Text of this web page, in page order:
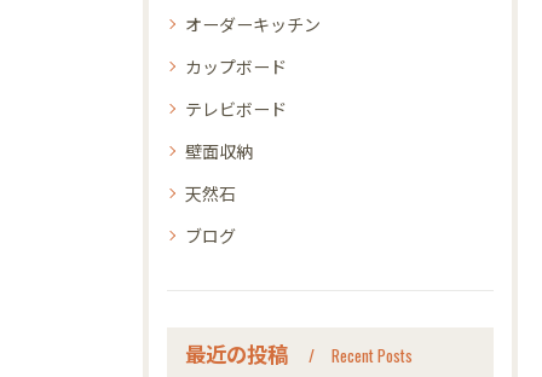
オーダーキッチン
カップボード
テレビボード
壁面収納
天然石
ブログ
最近の投稿 Recent Posts